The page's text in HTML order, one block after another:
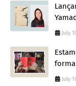
July
July